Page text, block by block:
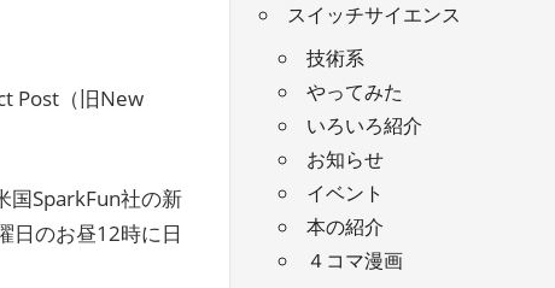
Post（旧New
国SparkFun社の新
日のお昼12時に日
スイッチサイエンス
技術系
やってみた
いろいろ紹介
お知らせ
イベント
本の紹介
４コマ漫画